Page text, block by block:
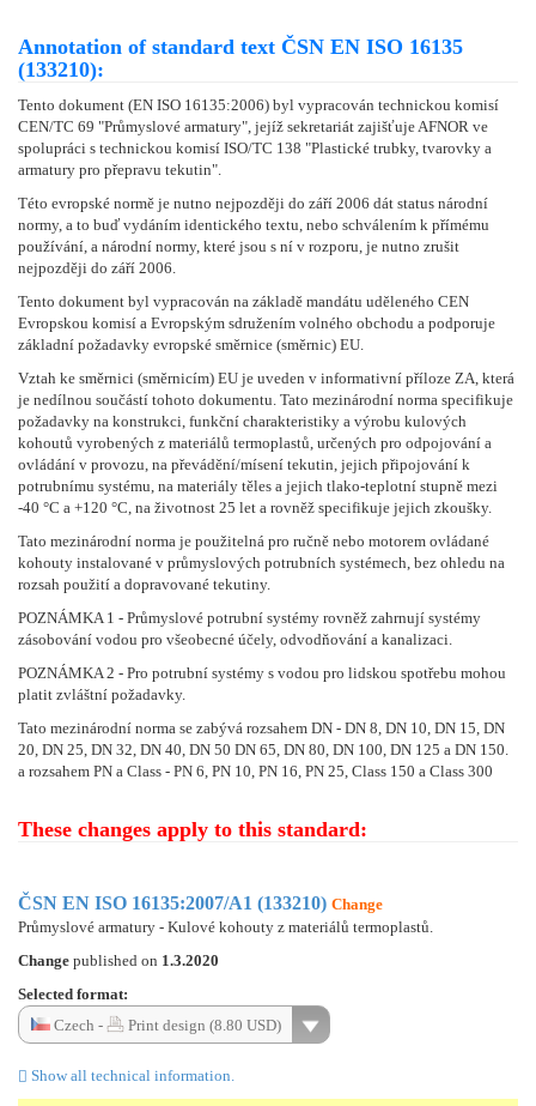
Annotation of standard text ČSN EN ISO 16135
(133210):
Tento dokument (EN ISO 16135:2006) byl vypracován technickou komisí
CEN/TC 69 "Průmyslové armatury", jejíž sekretariát zajišťuje AFNOR ve
spolupráci s technickou komisí ISO/TC 138 "Plastické trubky, tvarovky a
armatury pro přepravu tekutin".
Této evropské normě je nutno nejpozději do září 2006 dát status národní
normy, a to buď vydáním identického textu, nebo schválením k přímému
používání, a národní normy, které jsou s ní v rozporu, je nutno zrušit
nejpozději do září 2006.
Tento dokument byl vypracován na základě mandátu uděleného CEN
Evropskou komisí a Evropským sdružením volného obchodu a podporuje
základní požadavky evropské směrnice (směrnic) EU.
Vztah ke směrnici (směrnicím) EU je uveden v informativní příloze ZA, která
je nedílnou součástí tohoto dokumentu. Tato mezinárodní norma specifikuje
požadavky na konstrukci, funkční charakteristiky a výrobu kulových
kohoutů vyrobených z materiálů termoplastů, určených pro odpojování a
ovládání v provozu, na převádění/mísení tekutin, jejich připojování k
potrubnímu systému, na materiály těles a jejich tlako-teplotní stupně mezi
-40 °C a +120 °C, na životnost 25 let a rovněž specifikuje jejich zkoušky.
Tato mezinárodní norma je použitelná pro ručně nebo motorem ovládané
kohouty instalované v průmyslových potrubních systémech, bez ohledu na
rozsah použití a dopravované tekutiny.
POZNÁMKA 1 - Průmyslové potrubní systémy rovněž zahrnují systémy
zásobování vodou pro všeobecné účely, odvodňování a kanalizaci.
POZNÁMKA 2 - Pro potrubní systémy s vodou pro lidskou spotřebu mohou
platit zvláštní požadavky.
Tato mezinárodní norma se zabývá rozsahem DN - DN 8, DN 10, DN 15, DN
20, DN 25, DN 32, DN 40, DN 50 DN 65, DN 80, DN 100, DN 125 a DN 150.
a rozsahem PN a Class - PN 6, PN 10, PN 16, PN 25, Class 150 a Class 300
These changes apply to this standard:
ČSN EN ISO 16135:2007/A1 (133210) Change
Průmyslové armatury - Kulové kohouty z materiálů termoplastů.
Change published on 1.3.2020
Selected format:
Czech -
Print design (8.80 USD)
Show all technical information.